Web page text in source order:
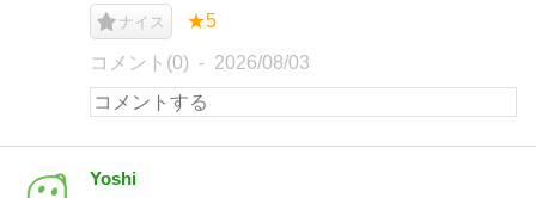
ナイス ★5
コメント(0) 2026/08/03
Yoshi